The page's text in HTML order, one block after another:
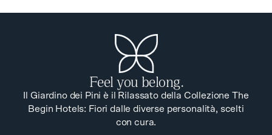
Feel you belong.
Il Giardino dei Pini è il Rilassato della Collezione The
Begin Hotels: Fiori dalle diverse personalità, scelti
con cura.